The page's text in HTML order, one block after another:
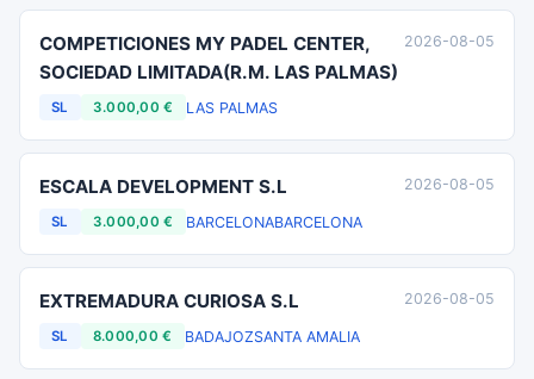
COMPETICIONES MY PADEL CENTER,
SOCIEDAD LIMITADA(R.M. LAS PALMAS)
SL 3.000,00 € LAS PALMAS
2026-08-05
ESCALA DEVELOPMENT S.L
SL 3.000,00 € BARCELONABARCELONA
2026-08-05
EXTREMADURA CURIOSA S.L
SL 8.000,00 € BADAJOZSANTA AMALIA
2026-08-05